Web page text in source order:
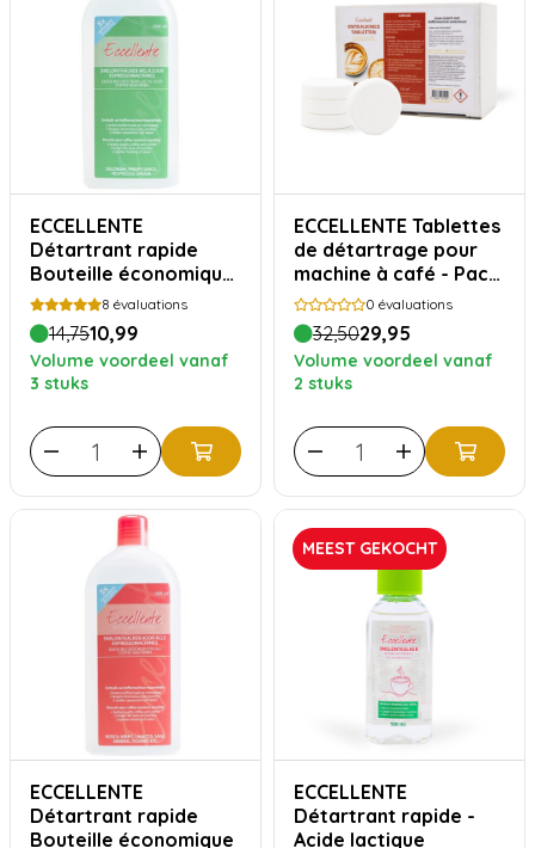
ECCELLENTE
Détartrant rapide
Bouteille économique
- Acide lactique
8 évaluations
14,7510,99
Volume voordeel vanaf
3 stuks
ECCELLENTE Tablettes
de détartrage pour
machine à café - Pack
économique de 30
pièces
0 évaluations
32,5029,95
Volume voordeel vanaf
2 stuks
ECCELLENTE
Détartrant rapide
Bouteille économique
MEEST GEKOCHT
ECCELLENTE
Détartrant rapide -
Acide lactique